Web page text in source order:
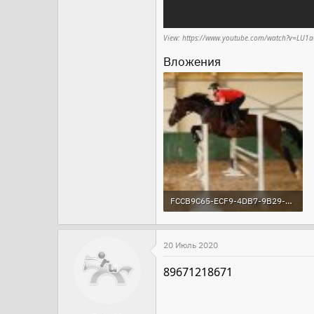
View: https://www.youtube.com/
Вложения
FCCB9C65-ECF9-4DB7-9B29-1BAF8E70D272.jpeg
20 Июль 2020
89671218671